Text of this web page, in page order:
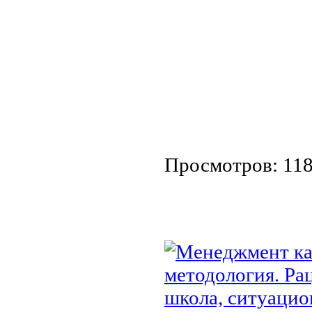
Просмотров:
Менеджмент
методология.
школа,